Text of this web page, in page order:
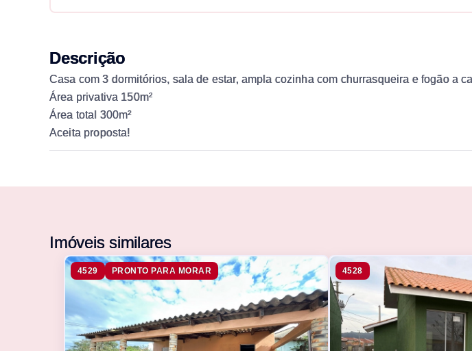
Descrição
Casa com 3 dormitórios, sala de estar, ampla cozinha com churrasqueira e fogão a
Área privativa 150m²
Área total 300m²
Aceita proposta!
Imóveis similares
4529 PRONTO PARA MORAR 4528